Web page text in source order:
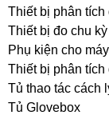
Thiết bị phân
Thiết bị đo chu
Phụ kiện cho
Thiết bị phân tích
Tủ thao tác cách
Tủ Glovebox